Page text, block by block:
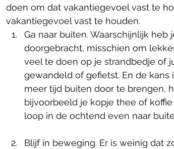
doen om dat vakantiegevoel vast te
vakantiegevoel vast te houden.
Ga naar buiten. Waarschijnlijk
doorgebracht, misschien om
veel te doen op je strandbedje of
gewandeld of gefietst. En de
meer tijd buiten door te brengen,
bijvoorbeeld je kopje thee of
loop in de ochtend even naar
Blijf in beweging. Er is weinig dat